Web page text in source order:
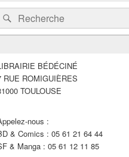
Recherche :Rechercher
BÉDÉCINÉ
RUE ROMIGUIÈRES
TOULOUSE
nous :
& Comics : 05 61 21 64 44
& Manga : 05 61 12 11 85